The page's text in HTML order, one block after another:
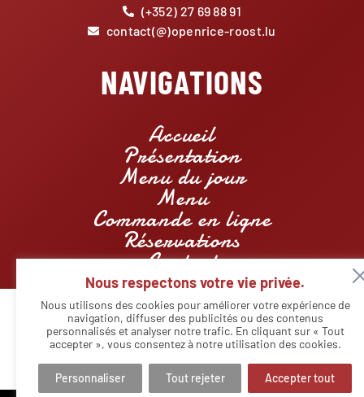
Nous respectons votre vie privée.
Nous utilisons des cookies pour améliorer votre expérience de
navigation, diffuser des publicités ou des contenus
personnalisés et analyser notre trafic. En cliquant sur « Tout
accepter », vous consentez à notre utilisation des cookies.
Personnaliser Tout rejeter Accepter tout
(+352) 27 69 88 91
contact(@)openrice-roost.lu
NAVIGATIONS
Accueil
Présentation
Menu du jour
Menu
Commande en ligne
Réservations
Contact
© Copyright - Restaurant Openrice Roost | Designed by
AgencyMarkeasy Communication -Mentions légales